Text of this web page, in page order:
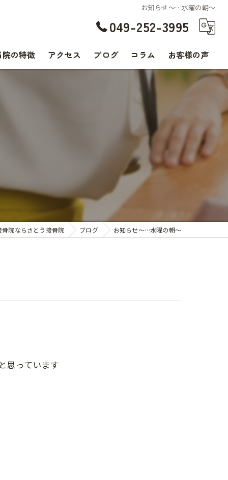
お知らせ〜…水曜の朝〜
049-252-3995
院の特徴
ポーツ
アクセス ブログ コラム お客様の声
院ならさとう接骨院 ブログ お知らせ〜…水曜の朝〜
思っています